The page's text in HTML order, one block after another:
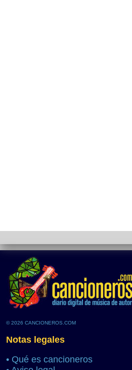
© 2026 CANCIONEROS.COM
Notas legales
• Qué es cancioneros